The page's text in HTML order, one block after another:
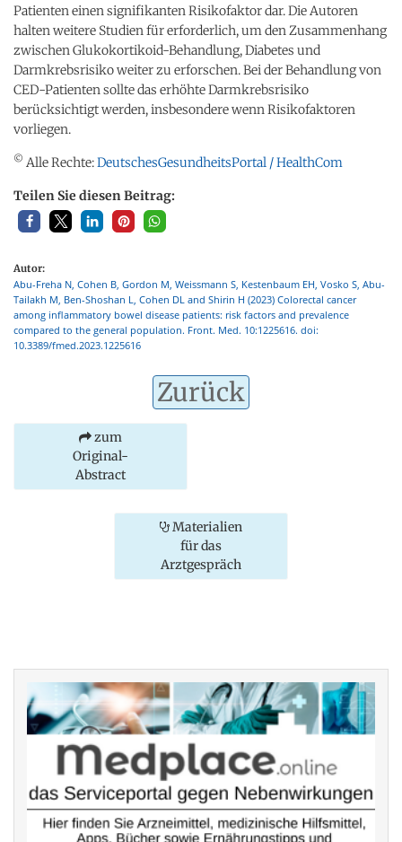
Patienten einen signifikanten Risikofaktor dar. Die Autoren
halten weitere Studien für erforderlich, um den Zusammenhang
zwischen Glukokortikoid-Behandlung, Diabetes und
Darmkrebsrisiko weiter zu erforschen. Bei der Behandlung von
CED-Patienten sollte das erhöhte Darmkrebsrisiko
berücksichtigt werden, insbesondere wenn Risikofaktoren
vorliegen.
© Alle Rechte:DeutschesGesundheitsPortal / HealthCom
Teilen Sie diesen Beitrag:
Autor:
Abu-Freha N, Cohen B, Gordon M, Weissmann S, Kestenbaum EH, Vosko S, Abu-
Tailakh M, Ben-Shoshan L, Cohen DL and Shirin H (2023) Colorectal cancer
among inflammatory bowel disease patients: risk factors and prevalence
compared to the general population. Front. Med. 10:1225616. doi:
10.3389/fmed.2023.1225616
Zurück
zum
Original-
Abstract
Materialien
für das
Arztgespräch